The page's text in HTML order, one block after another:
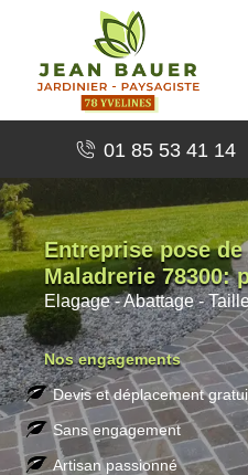
01 85 53 41 14
Entreprise pose
Maladrerie 78300:
Elagage - Abattage -
Nos engagements
Devis et déplacement
Sans engagement
Artisan passionné